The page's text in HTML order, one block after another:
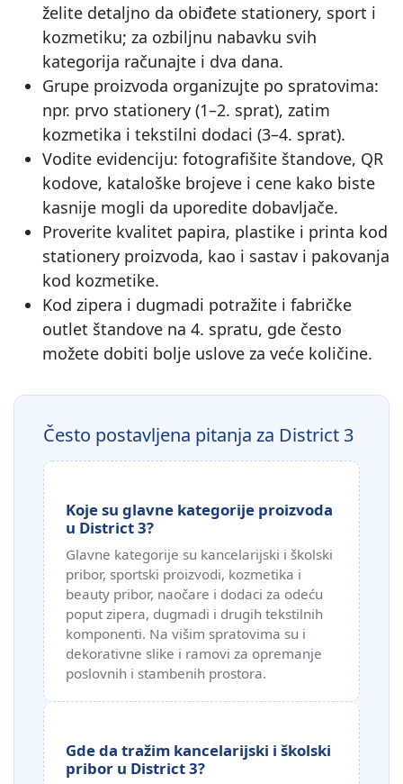
želite detaljno da obiđete stationery, sport i
kozmetiku; za ozbiljnu nabavku svih
kategorija računajte i dva dana.
Grupe proizvoda organizujte po spratovima:
npr. prvo stationery (1–2. sprat), zatim
kozmetika i tekstilni dodaci (3–4. sprat).
Vodite evidenciju: fotografišite štandove, QR
kodove, kataloške brojeve i cene kako biste
kasnije mogli da uporedite dobavljače.
Proverite kvalitet papira, plastike i printa kod
stationery proizvoda, kao i sastav i pakovanja
kod kozmetike.
Kod zipera i dugmadi potražite i fabričke
outlet štandove na 4. spratu, gde često
možete dobiti bolje uslove za veće količine.
Često postavljena pitanja za District 3
Koje su glavne kategorije proizvoda
u District 3?
Glavne kategorije su kancelarijski i školski
pribor, sportski proizvodi, kozmetika i
beauty pribor, naočare i dodaci za odeću
poput zipera, dugmadi i drugih tekstilnih
komponenti. Na višim spratovima su i
dekorativne slike i ramovi za opremanje
poslovnih i stambenih prostora.
Gde da tražim kancelarijski i školski
pribor u District 3?